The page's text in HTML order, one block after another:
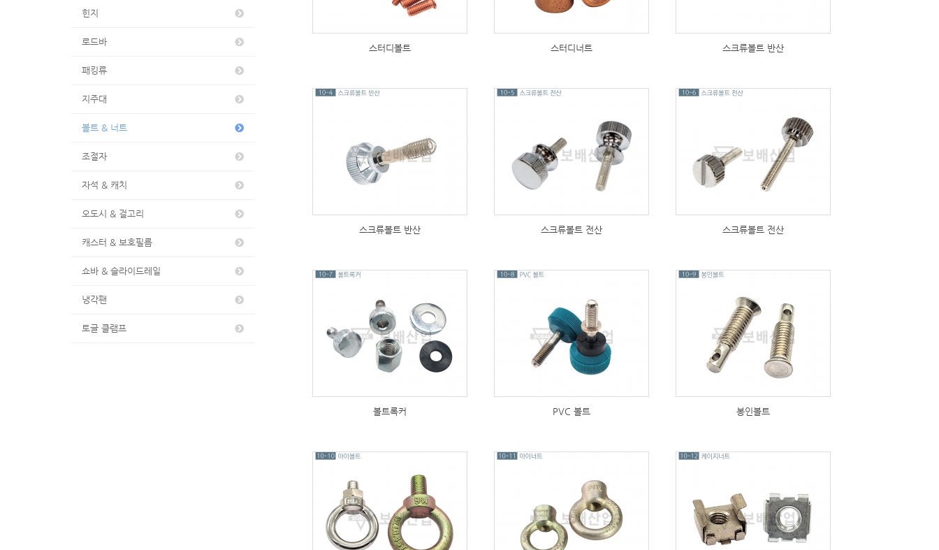
힌지
로드바
패킹류
지주대
볼트 & 너트
조절자
자석 & 캐치
오도시 & 걸고리
캐스터 & 보호필름
쇼바 & 슬라이드레일
냉각팬
토글 클램프
스터디볼트 스터디너트 스크류볼트 반산
스크류볼트 반산 스크류볼트 전산 스크류볼트 전산
볼트록커 PVC 볼트 봉인볼트
174